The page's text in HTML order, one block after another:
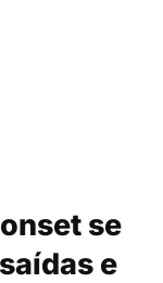
se
e